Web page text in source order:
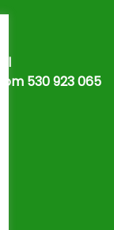
530 923 065